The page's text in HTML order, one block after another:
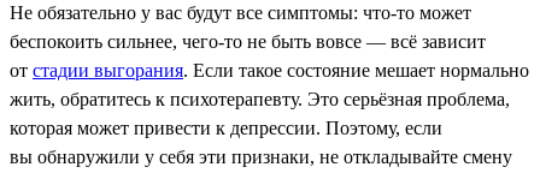
Не обязательно у вас будут все симптомы: что-то может
беспокоить сильнее, чего-то не быть вовсе — всё зависит
от стадии выгорания. Если такое состояние мешает нормально
жить, обратитесь к психотерапевту. Это серьёзная проблема,
которая может привести к депрессии. Поэтому, если
вы обнаружили у себя эти признаки, не откладывайте смену